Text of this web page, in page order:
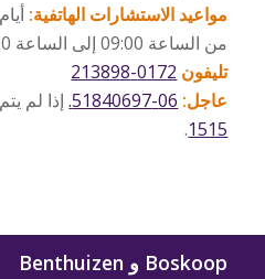
مواعيد الاستشارات الهاتفية:
من الساعة 09:00 إلى الساعة 11:00
تليفون 0172-213898
عاجل: 06-51840697. إذا لم
1515
.
Boskoop و Benthuizen